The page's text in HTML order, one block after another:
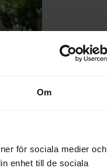
Om
för sociala medier och
enhet till de sociala